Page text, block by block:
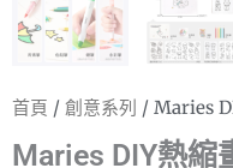
首頁 / 創意系列 / Maries
Maries DIY熱縮